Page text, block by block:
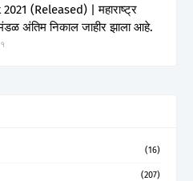
(Released) | महाराष्ट्र
अंतिम निकाल जाहीर झाला आहे.
(16)
(207)